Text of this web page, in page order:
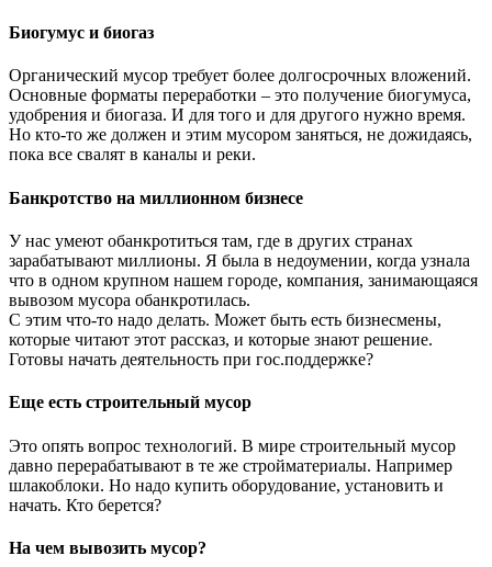
Биогумус и биогаз
Органический мусор требует более долгосрочных вложений.
Основные форматы переработки – это получение биогумуса,
удобрения и биогаза. И для того и для другого нужно время.
Но кто-то же должен и этим мусором заняться, не дожидаясь,
пока все свалят в каналы и реки.
Банкротство на миллионном бизнесе
У нас умеют обанкротиться там, где в других странах
зарабатывают миллионы. Я была в недоумении, когда узнала
что в одном крупном нашем городе, компания, занимающаяся
вывозом мусора обанкротилась.
С этим что-то надо делать. Может быть есть бизнесмены,
которые читают этот рассказ, и которые знают решение.
Готовы начать деятельность при гос.поддержке?
Еще есть строительный мусор
Это опять вопрос технологий. В мире строительный мусор
давно перерабатывают в те же стройматериалы. Например
шлакоблоки. Но надо купить оборудование, установить и
начать. Кто берется?
На чем вывозить мусор?